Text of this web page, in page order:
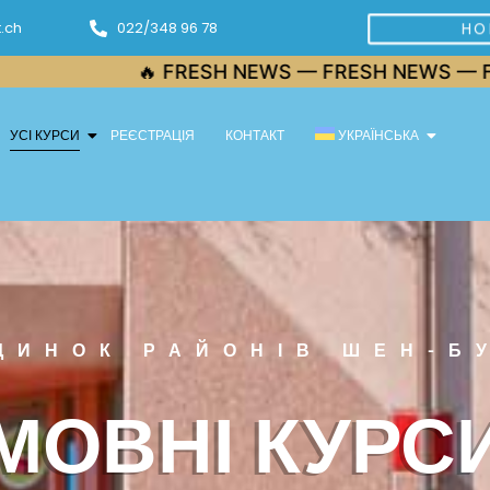
022/348 96 78
🔥 FRESH NEWS — FRESH NEWS — FRESH
УСІ КУРСИ РЕЄСТРАЦІЯ КОНТАКТ УКРАЇНСЬКА
РАЙОНІВ ШЕН-